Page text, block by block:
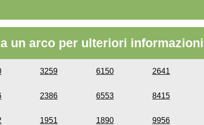
un arco per ulteriori informazioni
3259 6150 2641
2386 6553 8415
1951 1890 9956